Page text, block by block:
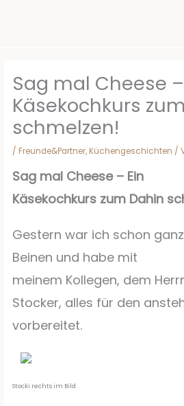
Sag mal Cheese
Käsekochkurs
schmelzen!
/ Freunde&Partner, Küchengeschichten /
Sag mal Cheese – Ein
Käsekochkurs zum Dahin
Gestern war ich schon
Beinen und habe mit
meinem Kollegen, dem
Stocker, alles für den
vorbereitet.
Stocki rechts im Bild